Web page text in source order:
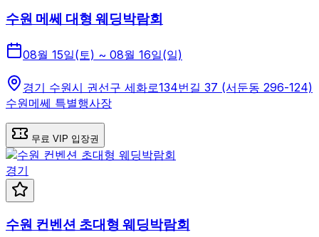
수원 메쎄 대형 웨딩박람회
08월 15일(토) ~ 08월 16일(일)
경기 수원시 권선구 세화로134번길 37 (서둔동 296-124)
수원메쎄 특별행사장
무료 VIP 입장권
경기
수원 컨벤션 초대형 웨딩박람회